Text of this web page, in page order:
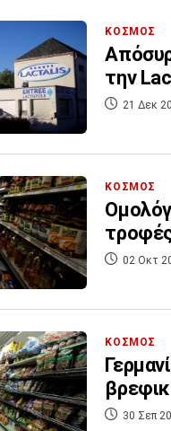
ΚΟΣΜΟΣ
την
21 Δεκ
ΚΟΣΜΟΣ
02 Οκτ
ΚΟΣΜΟΣ
30 Σεπ